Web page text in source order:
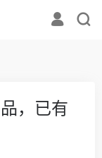
，已有